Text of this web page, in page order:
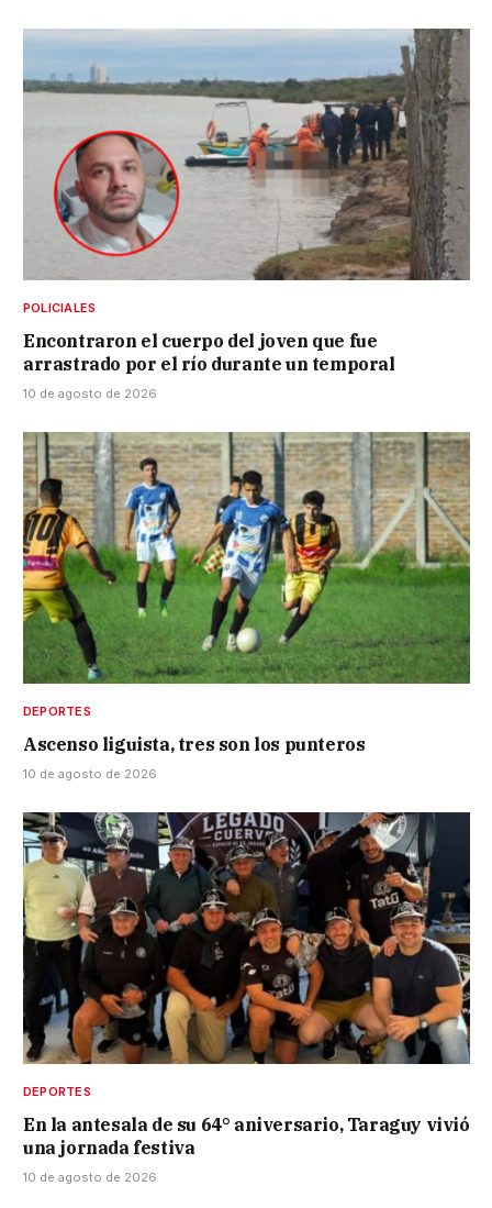
POLICIALES
Encontraron el cuerpo del joven que fue
arrastrado por el río durante un temporal
10 de agosto de 2026
DEPORTES
Ascenso liguista, tres son los punteros
10 de agosto de 2026
DEPORTES
En la antesala de su 64° aniversario, Taraguy vivió
una jornada festiva
10 de agosto de 2026